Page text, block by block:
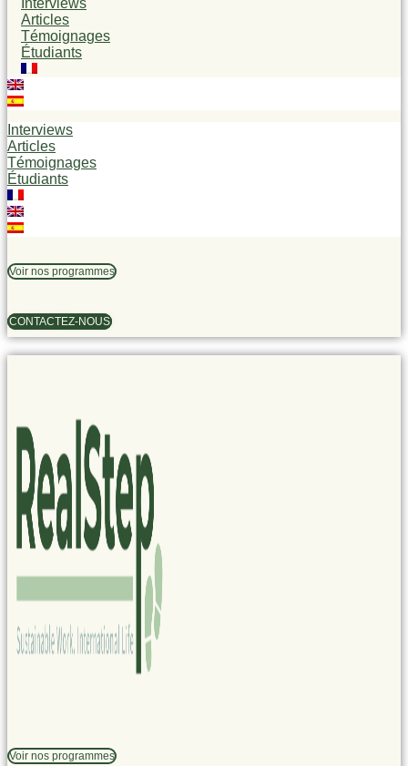
Interviews
Articles
Témoignages
Étudiants
Interviews
Articles
Témoignages
Étudiants
Voir nos programmes
CONTACTEZ-NOUS
Voir nos programmes